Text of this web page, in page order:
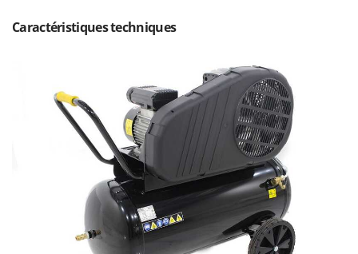
Moulins à farine
Nettoyeurs et Balais à vapeur
Nettoyeurs haute pression
Nettoyeurs tapis, moquettes et tapisseries
Peignes vibreurs et Secoueurs à olives
Pelles rétros pour tracteur
Perches Élagueuses
Pétrins à Spirale
Fiorentini
Fiskars
Fontana Forni
Forest Master
Francini
Caractéristiques techniques